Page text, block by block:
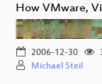
How VMware,
2006-12-30
Michael Steil